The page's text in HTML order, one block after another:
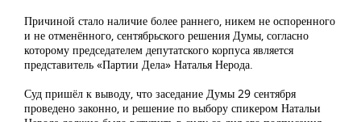
Причиной стало наличие более раннего, никем не оспоренного
и не отменённого, сентябрьского решения Думы, согласно
которому председателем депутатского корпуса является
представитель «Партии Дела» Наталья Нерода.
Суд пришёл к выводу, что заседание Думы 29 сентября
проведено законно, и решение по выбору спикером Натальи